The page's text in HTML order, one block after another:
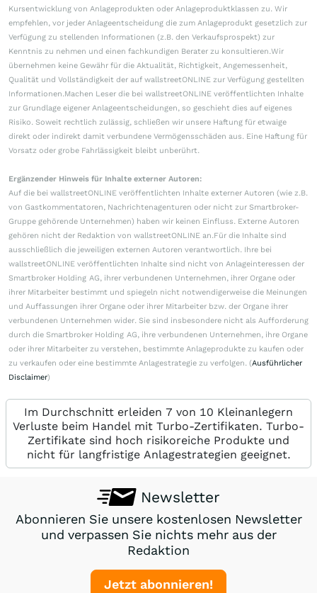
Kursentwicklung von Anlageprodukten oder Anlageproduktklassen zu. Wir
empfehlen, vor jeder Anlageentscheidung die zum Anlageprodukt gesetzlich zur
Verfügung zu stellenden Informationen (z.B. den Verkaufsprospekt) zur
Kenntnis zu nehmen und einen fachkundigen Berater zu konsultieren.Wir
übernehmen keine Gewähr für die Aktualität, Richtigkeit, Angemessenheit,
Qualität und Vollständigkeit der auf wallstreetONLINE zur Verfügung gestellten
Informationen.Machen Leser die bei wallstreetONLINE veröffentlichten Inhalte
zur Grundlage eigener Anlageentscheidungen, so geschieht dies auf eigenes
Risiko. Soweit rechtlich zulässig, schließen wir unsere Haftung für etwaige
direkt oder indirekt damit verbundene Vermögensschäden aus. Eine Haftung für
Vorsatz oder grobe Fahrlässigkeit bleibt unberührt.
Ergänzender Hinweis für Inhalte externer Autoren:
Auf die bei wallstreetONLINE veröffentlichten Inhalte externer Autoren (wie z.B.
von Gastkommentatoren, Nachrichtenagenturen oder nicht zur Smartbroker-
Gruppe gehörende Unternehmen) haben wir keinen Einfluss. Externe Autoren
gehören nicht der Redaktion von wallstreetONLINE an.Für die Inhalte sind
ausschließlich die jeweiligen externen Autoren verantwortlich. Ihre bei
wallstreetONLINE veröffentlichten Inhalte sind nicht von Anlageinteressen der
Smartbroker Holding AG, ihrer verbundenen Unternehmen, ihrer Organe oder
ihrer Mitarbeiter bestimmt und spiegeln nicht notwendigerweise die Meinungen
und Auffassungen ihrer Organe oder ihrer Mitarbeiter bzw. der Organe ihrer
verbundenen Unternehmen wider. Sie sind insbesondere nicht als Aufforderung
durch die Smartbroker Holding AG, ihre verbundenen Unternehmen, ihre Organe
oder ihrer Mitarbeiter zu verstehen, bestimmte Anlageprodukte zu kaufen oder
zu verkaufen oder eine bestimmte Anlagestrategie zu verfolgen. (Ausführlicher
Disclaimer)
Im Durchschnitt erleiden 7 von 10 Kleinanlegern
Verluste beim Handel mit Turbo-Zertifikaten. Turbo-
Zertifikate sind hoch risikoreiche Produkte und
nicht für langfristige Anlagestrategien geeignet.
Newsletter
Abonnieren Sie unsere kostenlosen Newsletter
und verpassen Sie nichts mehr aus der
Redaktion
Jetzt abonnieren!